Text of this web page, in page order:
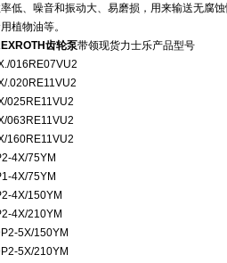
低、噪音和振动大、易磨损，用来输送无腐
植物油等。
齿轮泵带领现货力士乐产品型号
016RE07VU2
.020RE11VU2
025RE11VU2
063RE11VU2
160RE11VU2
4X/75YM
4X/75YM
4X/150YM
4X/210YM
5X/150YM
5X/210YM